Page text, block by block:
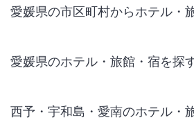
愛媛県の市区町村からホテル・
愛媛県のホテル・旅館・宿を探
西予・宇和島・愛南のホテル・